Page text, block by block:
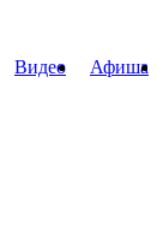
Видео Афиша